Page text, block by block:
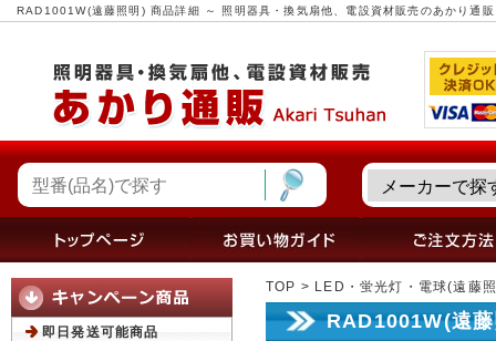
RAD1001W(遠藤照明) 商品詳細 ～ 照明器具・換気扇他、電設資材販売のあかり通販
TOP > LED・蛍光灯・電球(遠藤
RAD1001W(遠
即日発送可能商品